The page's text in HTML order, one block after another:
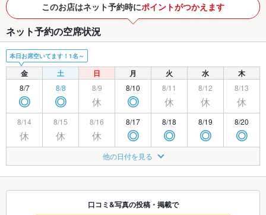
このお店はネット予約時にポイントがつかえます
ネット予約の空席状況
本日お席空いてます！1名～
金 土 日 月 火 水 木
8/7
◎
8/8
◎
8/9
休
8/10
◎
8/11
休
8/12
休
8/13
休
8/14
休
8/15
休
8/16
休
8/17
◎
8/18
◎
8/19
◎
8/20
◎
◎ ◎
8/23
休
8/24
◎
8/25
◎ ◎ ◎
8/28 8/29 8/30
休
8/31
◎
9/1
◎
9/2 9/3
他の日付を見る
口コミ&写真の投稿・掲載で